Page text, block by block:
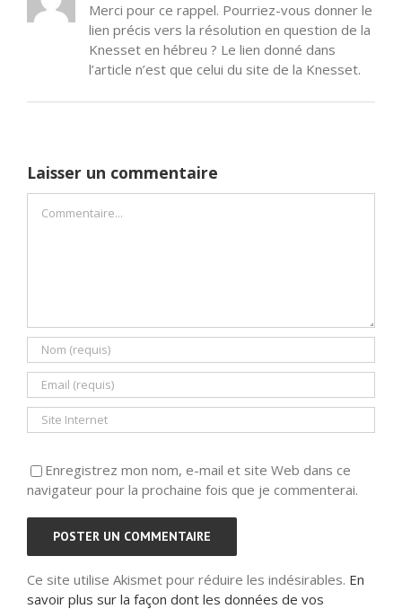
Merci pour ce rappel. Pourriez-vous donner le
lien précis vers la résolution en question de la
Knesset en hébreu ? Le lien donné dans
l’article n’est que celui du site de la Knesset.
Laisser un commentaire
Enregistrez mon nom, e-mail et site Web dans ce
navigateur pour la prochaine fois que je commenterai.
Ce site utilise Akismet pour réduire les indésirables. En
savoir plus sur la façon dont les données de vos